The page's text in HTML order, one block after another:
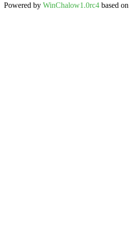
Powered by WinChalow1.0rc4 based on